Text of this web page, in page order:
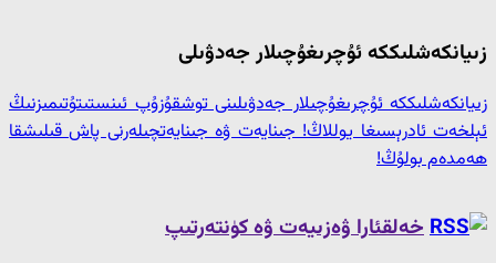
زىيانكەشلىككە ئۇچرىغۇچىلار جەدۋىلى
زىيانكەشلىككە ئۇچرىغۇچىلار جەدۋىلىنى توشقۇزۇپ ئىنستىتۇتىمىزنىڭ
ئېلخەت ئادرېسىغا يوللاڭ! جىنايەت ۋە جىنايەتچىلەرنى پاش قىلىشقا
ھەمدەم بولۇڭ!
خەلقئارا ۋەزىيەت ۋە كۈنتەرتىپ